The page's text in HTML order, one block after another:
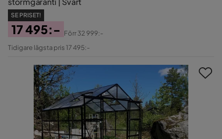
SE PRISET!
Pris
17 495:-
Original
Förr32 999:-
Tidigare lägsta pris 17 495:-